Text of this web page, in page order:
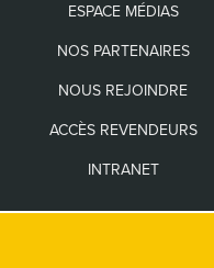
ESPACE MÉDIAS
NOS PARTENAIRES
NOUS REJOINDRE
ACCÈS REVENDEURS
INTRANET